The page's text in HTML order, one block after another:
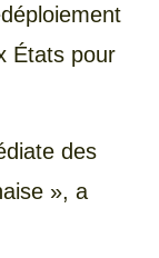
États pour
des
», a